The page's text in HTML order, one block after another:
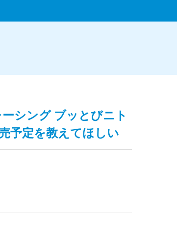
シング ブッとびニト
予定を教えてほしい